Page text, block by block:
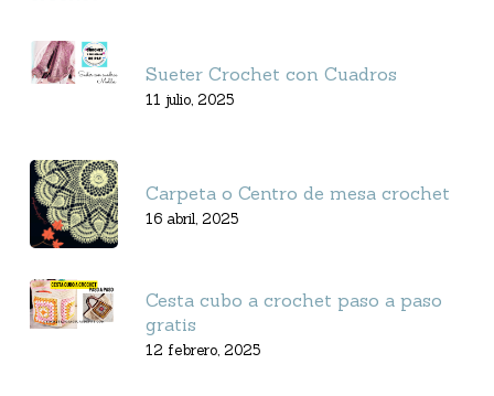
Sueter Crochet con Cuadros
11 julio, 2025
Carpeta o Centro de mesa crochet
16 abril, 2025
Cesta cubo a crochet paso a paso
gratis
12 febrero, 2025